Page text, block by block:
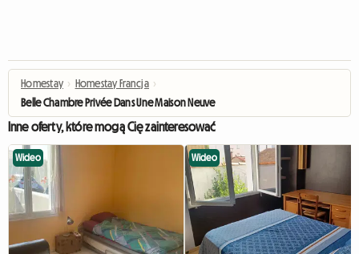
Homestay › Homestay Francja ›
Belle Chambre Privée Dans Une Maison Neuve
Inne oferty, które mogą Cię zainteresować
Wideo Wideo